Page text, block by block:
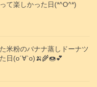
て楽しかった日(*^O^*)
米粉のバナナ蒸しドーナツ
日(о´∀`о)🍌🌾🍩💕